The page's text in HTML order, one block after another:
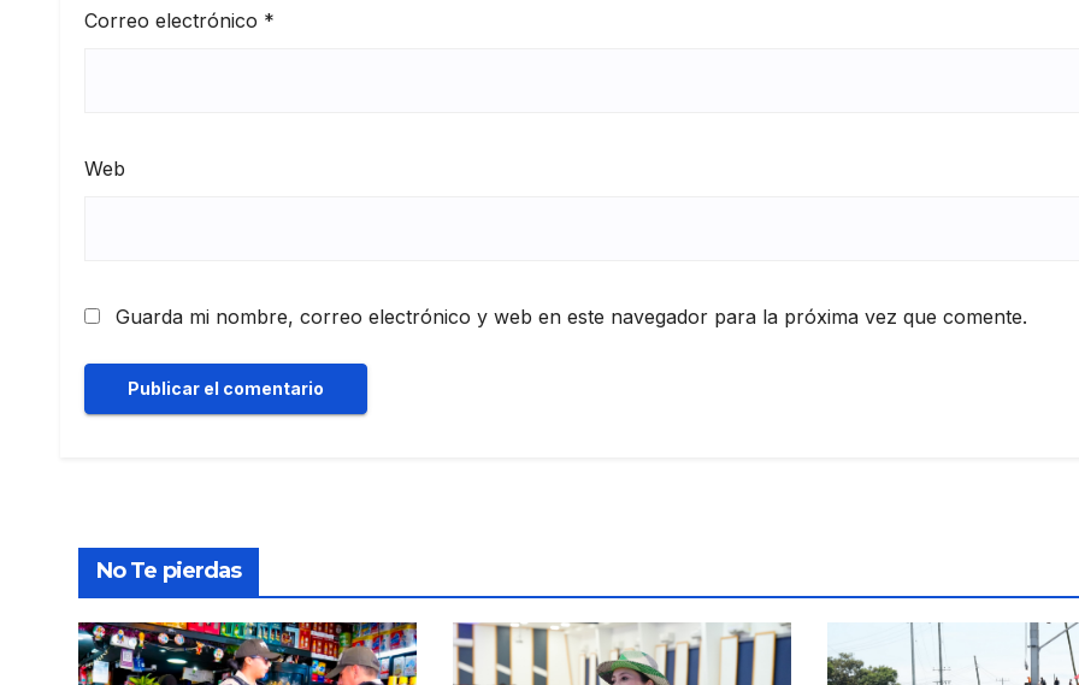
Correo electrónico *
Web
Guarda mi nombre, correo electrónico y web en este navegador para la próxima vez que comente.
No Te pierdas